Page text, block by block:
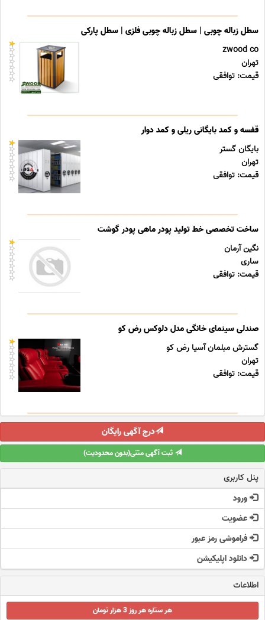
سطل زباله چوبی | سطل زباله چوبی فلزی | سطل پارکی
zwood co
تهران
قیمت: توافقی
قفسه و کمد بایگانی ریلی و کمد دوار
بایگان گستر
تهران
قیمت: توافقی
ساخت تخصصی خط تولید پودر ماهی پودر گوشت
نگین آرمان
ساری
قیمت: توافقی
صندلی سینمای خانگی مدل دلوکس رض کو
گسترش مبلمان آسیا رض کو
تهران
قیمت: توافقی
درج آگهی رایگان
ثبت آگهی متنی(بدون محدودیت)
پنل کاربری
ورود
عضویت
فراموشی رمز عبور
دانلود اپلیکیشن
اطلاعات
هر ستاره هر روز 3 هزار تومان